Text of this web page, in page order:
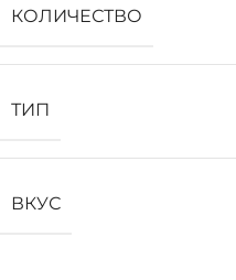
КОЛИЧЕСТВО
ТИП
ВКУС